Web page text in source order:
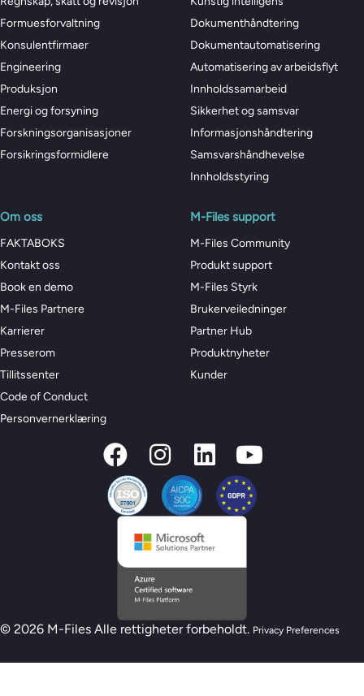
Formuesforvaltning
Konsulentfirmaer
Engineering
Produksjon
Energi og forsyning
Forskningsorganisasjoner
Forsikringsformidlere
Dokumenthåndtering
Dokumentautomatisering
Automatisering av arbeidsflyt
Innholdssamarbeid
Sikkerhet og samsvar
Informasjonshåndtering
Samsvarshåndhevelse
Innholdsstyring
Om oss
FAKTABOKS
Kontakt oss
Book en demo
M-Files Partnere
Karrierer
Presserom
Tillitssenter
Code of Conduct
Personvernerklæring
M-Files support
M-Files Community
Produkt support
M-Files Styrk
Brukerveiledninger
Partner Hub
Produktnyheter
Kunder
© 2026 M-Files Alle rettigheter forbeholdt. Privacy Preferences
Ny M-Files AI-beredskapsmodell – Er du klar